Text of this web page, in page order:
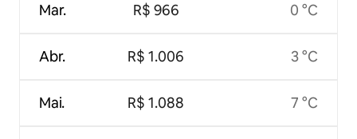
Mar.
Abr.
Mai.
R$ 966
R$ 1.006
R$ 1.088
0 °C
3 °C
7 °C